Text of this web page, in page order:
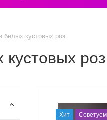
белых кустовых роз
кустовых роз
Хит Советуем